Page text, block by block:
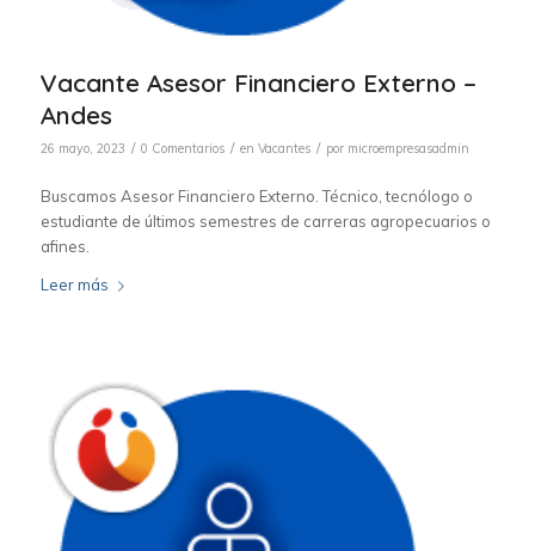
Vacante Asesor Financiero Externo –
Andes
26 mayo, 2023 / 0 Comentarios / en Vacantes / por microempresasadmin
Buscamos Asesor Financiero Externo. Técnico, tecnólogo o
estudiante de últimos semestres de carreras agropecuarios o
afines.
Leer más